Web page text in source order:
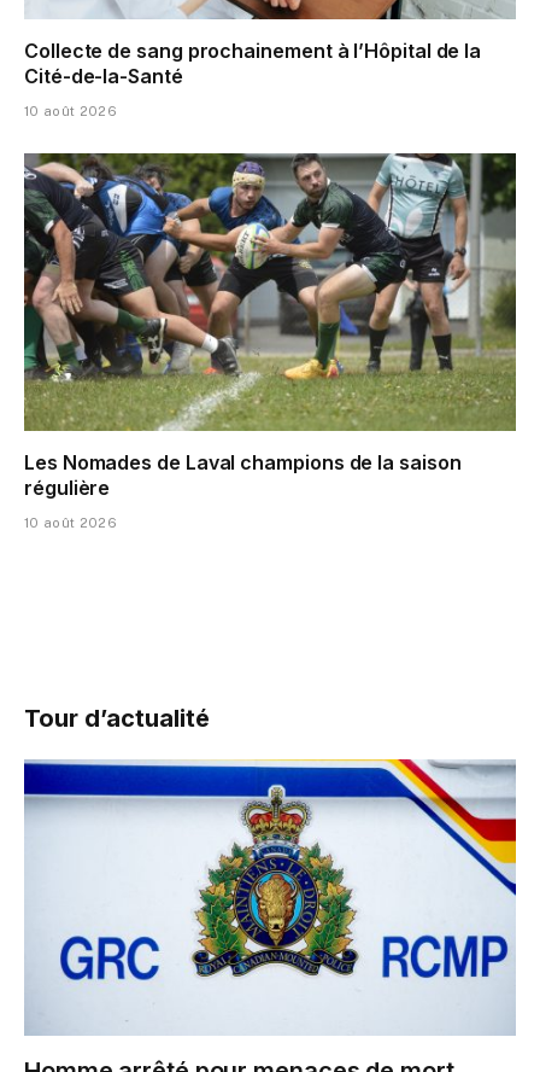
Collecte de sang prochainement à l’Hôpital de la
Cité-de-la-Santé
10 août 2026
Les Nomades de Laval champions de la saison
régulière
10 août 2026
Tour d’actualité